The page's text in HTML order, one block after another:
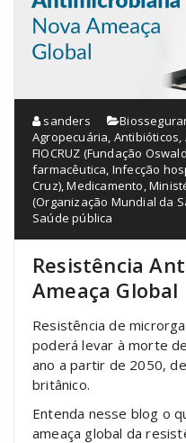
sanders
Agropecuária, Antibióticos,
FIOCRUZ (Fundação
farmacêutica, Infecção
Cruz),Medicamento,
(Organização Mundial da
Saúde pública
Resistência
Ameaça Global
Resistência de
poderá levar à morte
ano a partir de 2050,
britânico.
Entenda nesse blog o
ameaça global da